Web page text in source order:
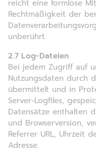
reicht eine formlose
Rechtmäßigkeit der
unberührt.
2.7 Log-Dateien
Bei jedem Zugriff auf
Nutzungsdaten durch
übermittelt und in
Server-Logfiles,
Datensätze enthalten
und Browserversion,
Referrer URL, Uhrzeit
Adresse.